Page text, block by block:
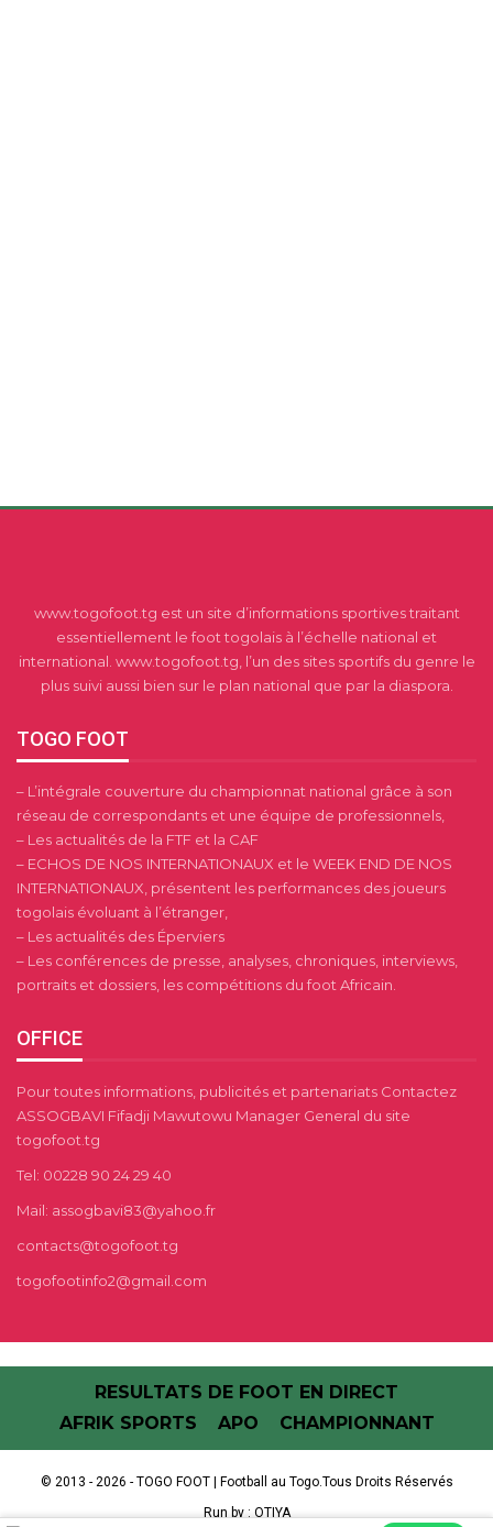
www.togofoot.tg est un site d’informations sportives traitant
essentiellement le foot togolais à l’échelle national et
international. www.togofoot.tg, l’un des sites sportifs du genre le
plus suivi aussi bien sur le plan national que par la diaspora.
TOGO FOOT
– L’intégrale couverture du championnat national grâce à son
réseau de correspondants et une équipe de professionnels,
– Les actualités de la FTF et la CAF
– ECHOS DE NOS INTERNATIONAUX et le WEEK END DE NOS
INTERNATIONAUX, présentent les performances des joueurs
togolais évoluant à l’étranger,
– Les actualités des Éperviers
– Les conférences de presse, analyses, chroniques, interviews,
portraits et dossiers, les compétitions du foot Africain.
OFFICE
Pour toutes informations, publicités et partenariats Contactez
ASSOGBAVI Fifadji Mawutowu Manager General du site
togofoot.tg
Tel: 00228 90 24 29 40
Mail: assogbavi83@yahoo.fr
contacts@togofoot.tg
togofootinfo2@gmail.com
RESULTATS DE FOOT EN DIRECT
AFRIK SPORTS
APO CHAMPIONNANT
© 2013 - 2026 - TOGO FOOT | Football au Togo.Tous Droits Réservés
Run by : OTIYA